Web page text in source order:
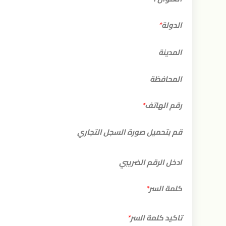
العنوان
*
العنوان
الدولة*
الدولة
المدينة
المدينة
المحافظة
المحافظة
الرمز
/
الرمز
*
رقم الهاتف*
رقم
قم بتحميل صورة السجل التجاري
قم
صورة
ادخل الرقم الضريبي
ادخل
الضريبي
كلمة السر*
كلمة
تاكيد كلمة السر*